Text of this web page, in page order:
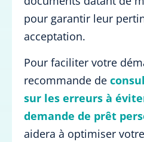
pour garantir leur
acceptation.
Pour faciliter votre
recommande de
sur les erreurs à
demande de prêt
aidera à optimiser